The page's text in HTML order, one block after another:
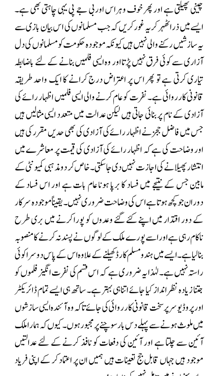
چینی پھیلتی ہے اور پھر خوف و ہراس اور بی جے پی یہی چاہتی بھی ہے۔
ایسے میں ذرا ٹھہر کر یہ غور کریں کہ جب مسلمانوں کی اس بیان بازی سے
یہ سازشیں رکنے والی نہیں ہیں کیونکہ موجودہ حکومت کو مسلمانوں کی دل
آزاری سے کوئی فرق نہیں پڑتا اور وہ ایسی فلمیں بنانے کے لئے باضابطہ
تیاری کرتی ہے تو پھر اس پر اعتراض درج کرانے کا ایک واحد طریقہ
قانونی کارروائی ہے۔ نفرت کو عام کرنے والی ایسی فلمیں اظہار رائے کی
آزادی کے نام پر بنائی جاتی ہیں لیکن عدالت میں متعدد ایسی مثالیں ہیں
جس میں فاضل ججز نے اظہار رائے کی آزادی کی بھی حدیں مقرر کی ہیں
اور وضاحت کی ہے کہ اظہار رائے کی آزادی کی قیمت پر معاشرے میں
انتشار پھیلانے کی اجازت نہیں دی جا سکتی۔ خاص کر دو مذہبی کمیونٹی کے
مابین جس کے نتیجے میں فساد کا برپا ہونا عام بات ہے اور اس فساد کے
دوران جو کچھ ہوتا ہے اس کی وضاحت ضروری نہیں۔ یقیناً موجودہ سرکار
کے دور اقتدار میں اپنے کئے گئے وعدوں کو پورا کرنے میں بری طرح
ناکام رہی ہے اور اسے پورے ملک کے لوگوں نے پسند نہ کرنے کا منصوبہ
بنا لیا ہے۔ ایسے میں ہند و مسلم کارڈ کھیلنے کے علاوہ اس کے پاس دوسرا کوئی
راستہ نہیں ہے۔ لہٰذا یہ ضروری ہے کہ اس قسم کی نفرت انگیز فلموں کو
جتنا زیادہ نظر انداز کیا جائے اتنا ہی بہتر ہے۔ ساتھ ہی ایسے تمام ڈائریکٹر
اور پروڈیوسر پر سخت قانونی کارروائی کی جائے تاکہ وہ آئندہ ایسی سازشوں
میں ملوث ہونے سے پہلے دس بار سوچنے پر مجبور ہوں۔ کیوں کہ ہمارا ملک
آئین سے چلتا ہے اور آئین کی دفعات کو نافذ کرنے کے لئے عدالتیں
موجود ہیں جہاں قابل جج تعینات ہیں ہمیں ان پر اعتماد کر کے اپنی فریاد